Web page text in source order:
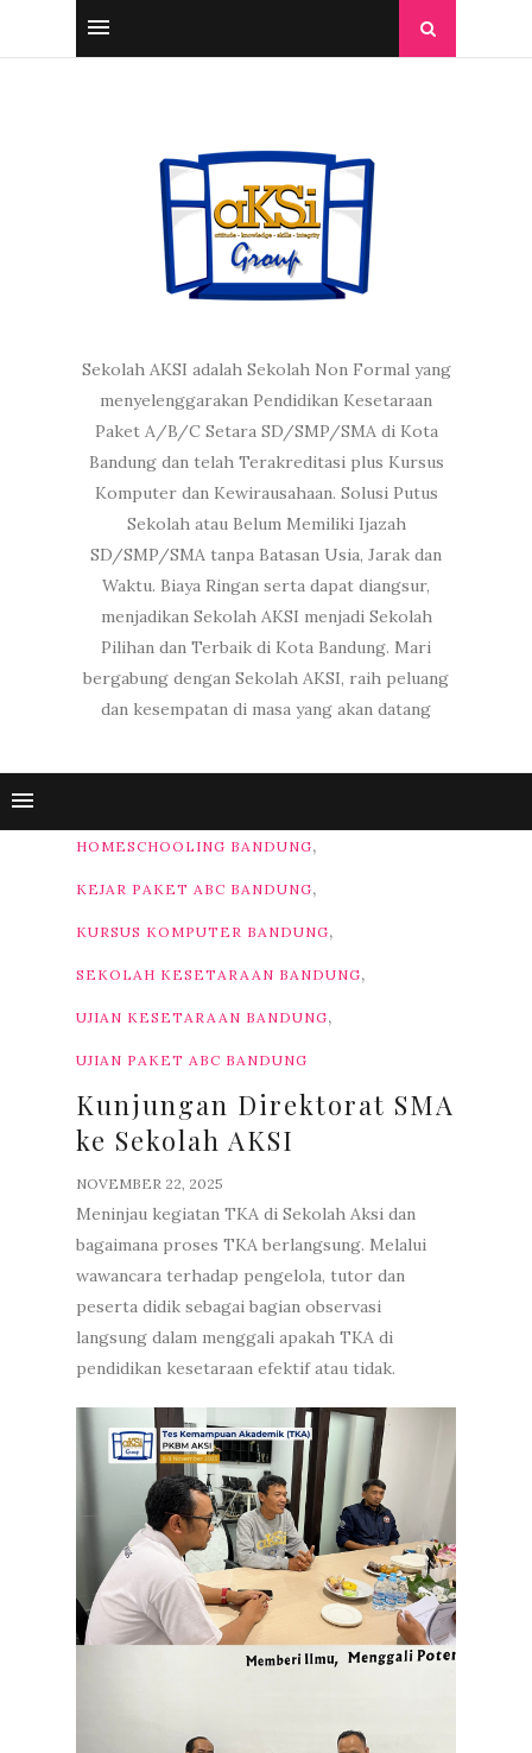
Sekolah AKSI adalah Sekolah Non Formal yang
menyelenggarakan Pendidikan Kesetaraan
Paket A/B/C Setara SD/SMP/SMA di Kota
Bandung dan telah Terakreditasi plus Kursus
Komputer dan Kewirausahaan. Solusi Putus
Sekolah atau Belum Memiliki Ijazah
SD/SMP/SMA tanpa Batasan Usia, Jarak dan
Waktu. Biaya Ringan serta dapat diangsur,
menjadikan Sekolah AKSI menjadi Sekolah
Pilihan dan Terbaik di Kota Bandung. Mari
bergabung dengan Sekolah AKSI, raih peluang
dan kesempatan di masa yang akan datang
HOMESCHOOLING BANDUNG,
KEJAR PAKET ABC BANDUNG,
KURSUS KOMPUTER BANDUNG,
SEKOLAH KESETARAAN BANDUNG,
UJIAN KESETARAAN BANDUNG,
UJIAN PAKET ABC BANDUNG
Kunjungan Direktorat SMA
ke Sekolah AKSI
NOVEMBER 22, 2025
Meninjau kegiatan TKA di Sekolah Aksi dan
bagaimana proses TKA berlangsung. Melalui
wawancara terhadap pengelola, tutor dan
peserta didik sebagai bagian observasi
langsung dalam menggali apakah TKA di
pendidikan kesetaraan efektif atau tidak.